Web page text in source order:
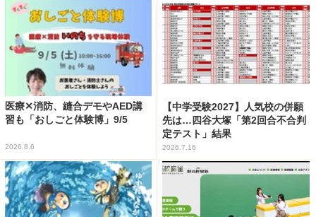
医療✕消防、縫合デモやAED講
習も「おしごと体験博」9/5
2026.8.6
【中学受験2027】人気校の併願
先は…四谷大塚「第2回合不合判
定テスト」結果
2026.7.16